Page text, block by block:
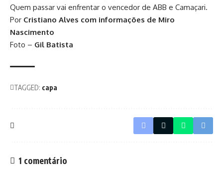
Quem passar vai enfrentar o vencedor de ABB e Camaçari.
Por Cristiano Alves com informações de Miro
Nascimento
Foto – Gil Batista
TAGGED: capa
1 comentário